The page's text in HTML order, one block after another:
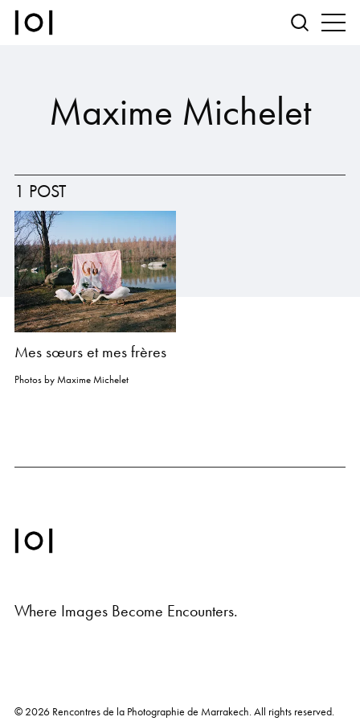
Maxime Michelet
1 POST
Mes sœurs et mes frères
Photos by Maxime Michelet
Where Images Become Encounters.
© 2026 Rencontres de la Photographie de Marrakech. All rights reserved.